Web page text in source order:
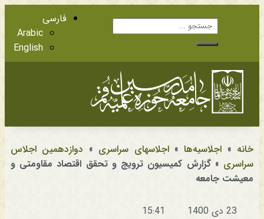
فارسی
Arabic
English
خانه » اجلاسیه‌ها »اجلاسهای سراسری » دوازدهمین اجلاس
سراسری »گزارش کمیسیون ترویج و تحقق اقتصاد مقاومتی و
معیشت جامعه
23 دی 1400 15:41